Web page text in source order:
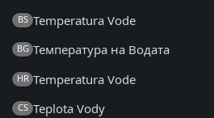
BS Temperatura Vode
BG Температура на Водата
HR Temperatura Vode
CS Teplota Vody